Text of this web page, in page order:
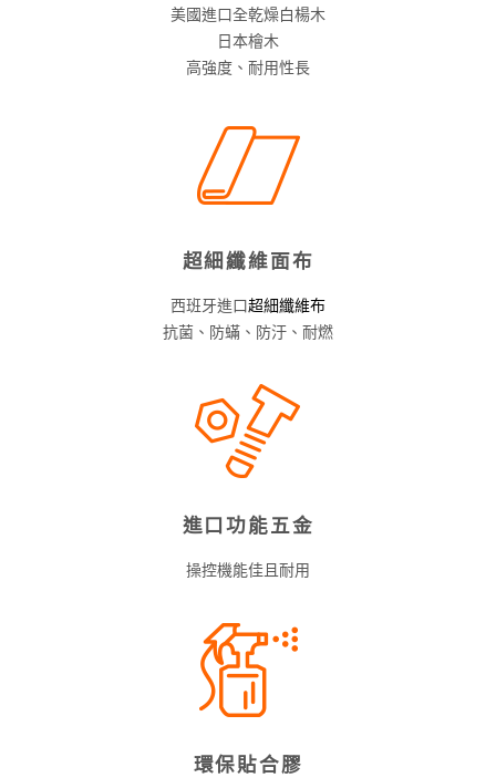
美國進口全乾燥白楊木
日本檜木
高強度、耐用性長
超細纖維面布
西班牙進口超細纖維布
抗菌、防蟎、防汙、耐燃
進口功能五金
操控機能佳且耐用
環保貼合膠